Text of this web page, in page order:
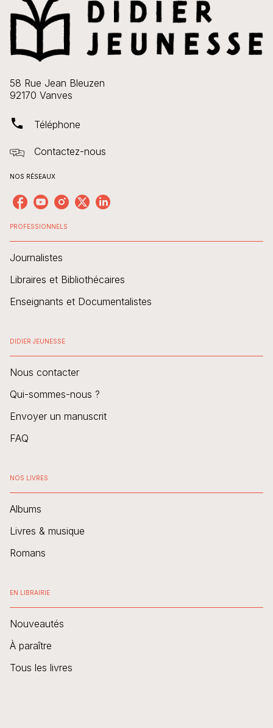
58 Rue Jean Bleuzen
92170 Vanves
phone Téléphone
Contactez-nous
NOS RÉSEAUX
PROFESSIONNELS
Journalistes
Libraires et Bibliothécaires
Enseignants et Documentalistes
DIDIER JEUNESSE
Nous contacter
Qui-sommes-nous ?
Envoyer un manuscrit
FAQ
NOS LIVRES
Albums
Livres & musique
Romans
EN LIBRAIRIE
Nouveautés
À paraître
Tous les livres